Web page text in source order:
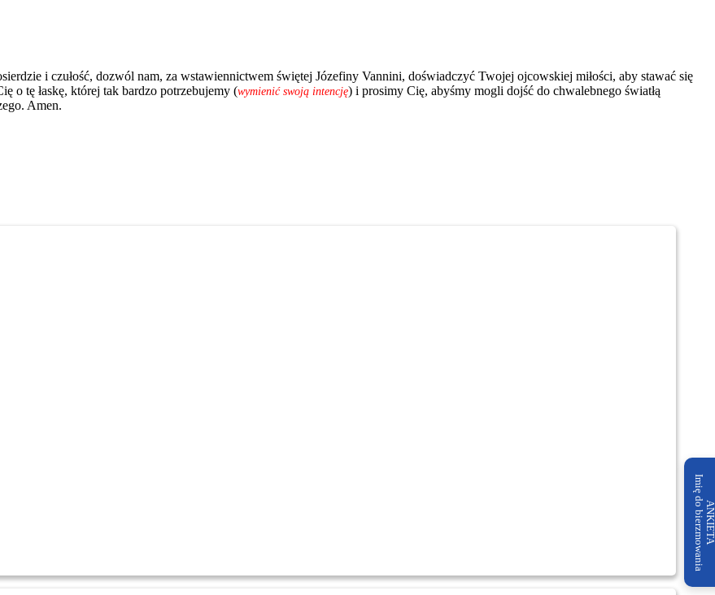
i czułość, dozwól nam, za wstawiennictwem świętej Józefiny Vannini, doświadczyć Twojej ojcowskiej miłości, aby stawać się
o tę łaskę, której tak bardzo potrzebujemy (wymienić swoją intencję) i prosimy Cię, abyśmy mogli dojść do chwalebnego światłą
Amen.
Imię do bierzmowania